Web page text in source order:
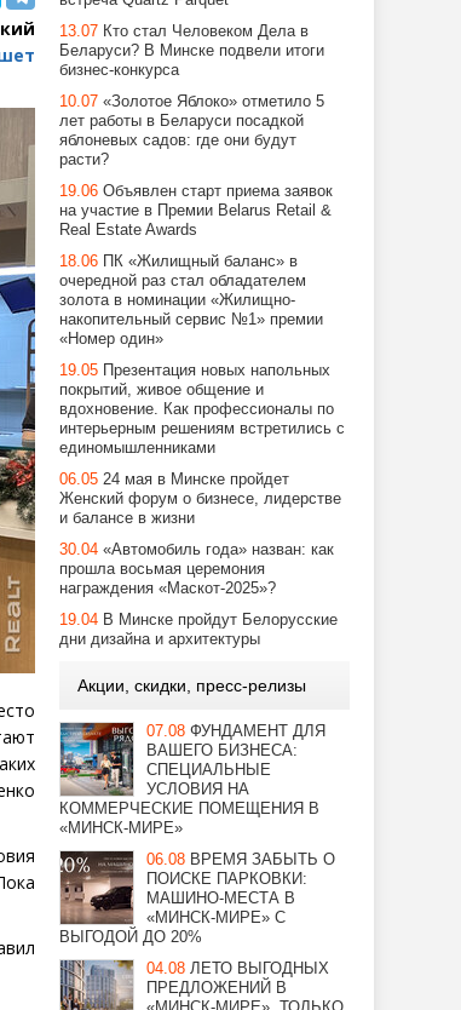
13.07 Кто стал Человеком Дела в
Беларуси? В Минске подвели итоги
бизнес-конкурса
10.07 «Золотое Яблоко» отметило 5
лет работы в Беларуси посадкой
яблоневых садов: где они будут
расти?
19.06 Объявлен старт приема заявок
на участие в Премии Belarus Retail &
Real Estate Awards
18.06 ПК «Жилищный баланс» в
очередной раз стал обладателем
золота в номинации «Жилищно-
накопительный сервис №1» премии
«Номер один»
19.05 Презентация новых напольных
покрытий, живое общение и
вдохновение. Как профессионалы по
интерьерным решениям встретились с
единомышленниками
06.05 24 мая в Минске пройдет
Женский форум о бизнесе, лидерстве
и балансе в жизни
30.04 «Автомобиль года» назван: как
прошла восьмая церемония
награждения «Маскот-2025»?
19.04 В Минске пройдут Белорусские
дни дизайна и архитектуры
Акции, скидки, пресс-релизы
07.08 ФУНДАМЕНТ ДЛЯ
ВАШЕГО БИЗНЕСА:
СПЕЦИАЛЬНЫЕ
УСЛОВИЯ НА
КОММЕРЧЕСКИЕ ПОМЕЩЕНИЯ В
«МИНСК-МИРЕ»
06.08 ВРЕМЯ ЗАБЫТЬ О
ПОИСКЕ ПАРКОВКИ:
МАШИНО-МЕСТА В
«МИНСК-МИРЕ» С
ВЫГОДОЙ ДО 20%
04.08 ЛЕТО ВЫГОДНЫХ
ПРЕДЛОЖЕНИЙ В